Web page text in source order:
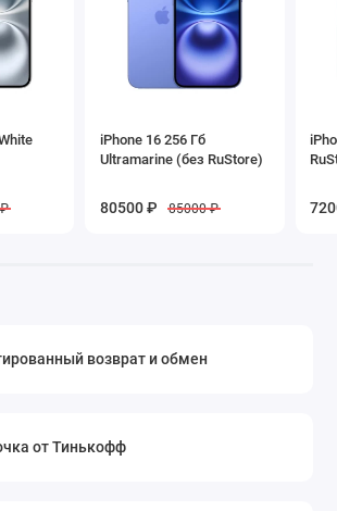
iPhone 16 256 Гб
Ultramarine (без RuStore)
80500 ₽ 85000 ₽
возврат и обмен
от Тинькофф